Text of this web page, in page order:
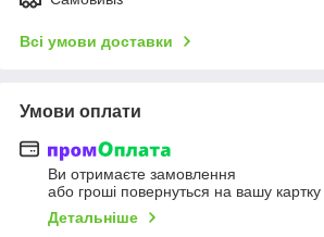
Всі умови доставки
Умови оплати
Ви отримаєте замовлення
або гроші повернуться на вашу картку
Детальніше